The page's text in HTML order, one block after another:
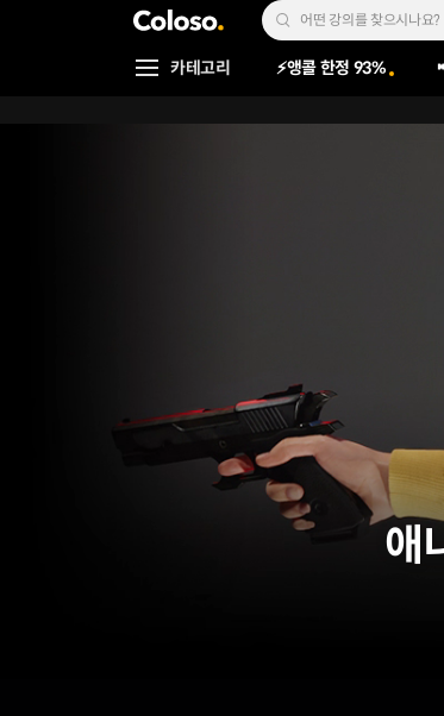
콜로소
Search Input
Coloso Menu
카테고리 ⚡앵콜 한정 93%
애